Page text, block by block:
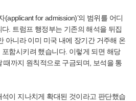
(applicant for admission)’의 범위를 어디
. 트럼프 행정부는 기존의 해석을 뒤집
아니라 이미 미국 내에 장기간 거주해 온
함시키려 했습니다. 이렇게 되면 해당
때까지 원칙적으로 구금되며, 보석을 통
이 지나치게 확대된 것이라고 판단했습